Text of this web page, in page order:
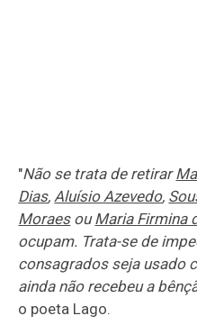
"Não se trata de retirar
Dias, Aluísio Azevedo,
MoraesouMaria Firmina
ocupam. Trata-se de
consagrados seja usado
ainda não recebeu a
o poeta Lago.